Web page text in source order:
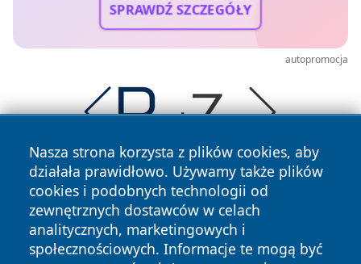
SPRAWDŹ SZCZEGÓŁY
autopromocja
Nasza strona korzysta z plików cookies, aby
działała prawidłowo. Używamy także plików
cookies i podobnych technologii od
zewnętrznych dostawców w celach
analitycznych, marketingowych i
społecznościowych. Informacje te mogą być